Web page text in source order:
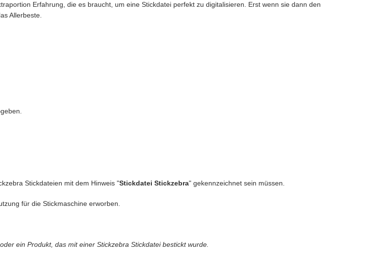
Erfahrung, die es braucht, um eine Stickdatei perfekt zu digitalisieren. Erst wenn sie dann den
Allerbeste.
Stickdateien mit dem Hinweis "Stickdatei Stickzebra" gekennzeichnet sein müssen.
für die Stickmaschine erworben.
ein Produkt, das mit einer Stickzebra Stickdatei bestickt wurde.